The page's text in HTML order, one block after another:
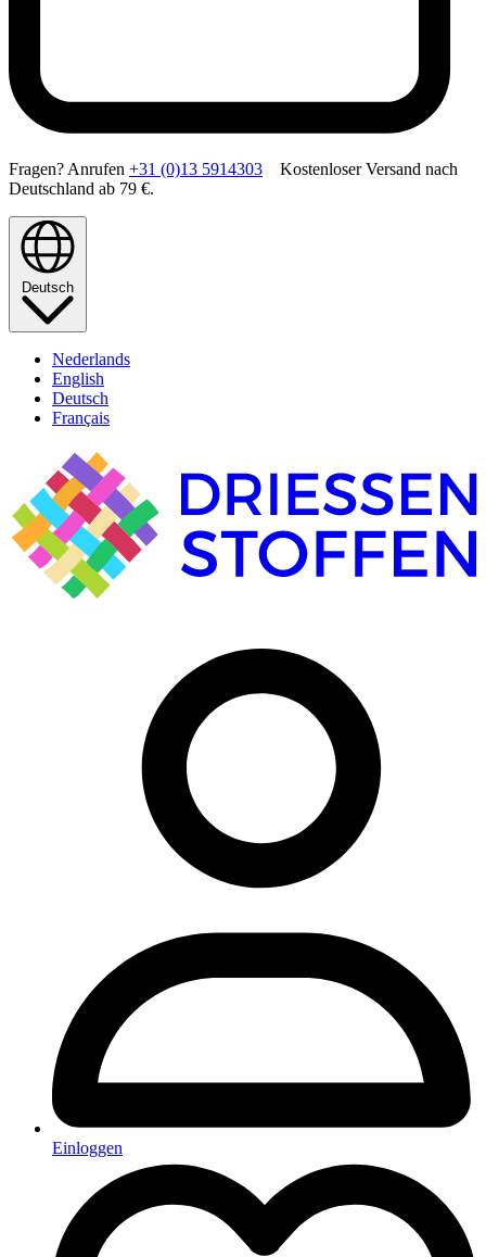
Fragen? Anrufen +31 (0)13 5914303 Kostenloser Versand nach
Deutschland ab 79 €.
Deutsch
Nederlands
English
Deutsch
Français
Einloggen